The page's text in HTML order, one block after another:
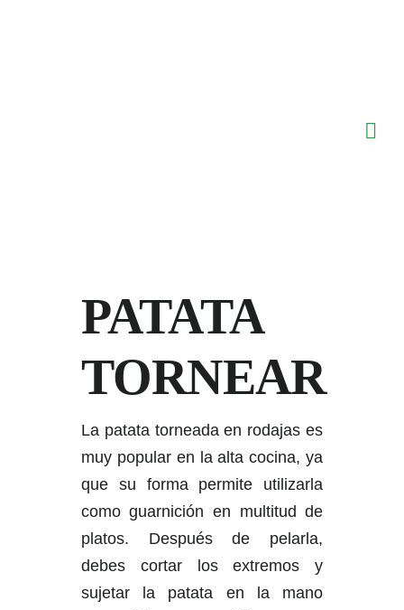
PATATA
TORNEAR
La patata torneada en rodajas es
muy popular en la alta cocina, ya
que su forma permite utilizarla
como guarnición en multitud de
platos. Después de pelarla,
debes cortar los extremos y
sujetar la patata en la mano